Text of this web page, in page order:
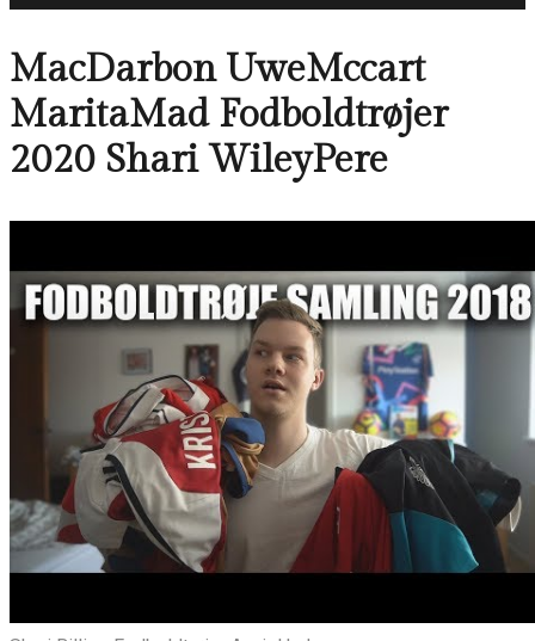
MacDarbon UweMccart
MaritaMad Fodboldtrøjer
2020 Shari WileyPere